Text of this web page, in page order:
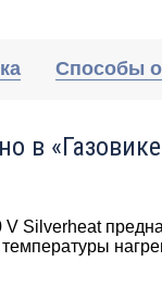
Способы
в
Silverheat